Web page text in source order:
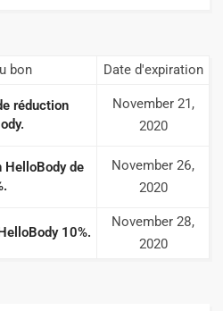
bon Date d'expiration
réduction
November 21,
2020
HelloBody de
November 26,
2020
10%.
November 28,
2020